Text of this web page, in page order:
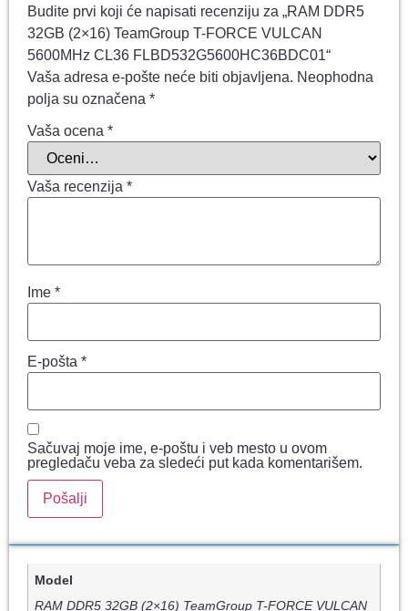
Budite prvi koji će napisati recenziju za „RAM DDR5
32GB (2×16) TeamGroup T-FORCE VULCAN
5600MHz CL36 FLBD532G5600HC36BDC01“
Vaša adresa e-pošte neće biti objavljena. Neophodna
polja su označena *
Vaša ocena *
Vaša recenzija *
Ime *
E-pošta *
Sačuvaj moje ime, e-poštu i veb mesto u ovom
pregledaču veba za sledeći put kada komentarišem.
Model
RAM DDR5 32GB (2×16) TeamGroup T-FORCE VULCAN